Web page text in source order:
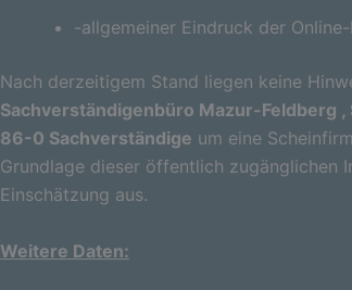
-allgemeiner Eindruck der Online-
Nach derzeitigem Stand liegen keine
Sachverständigenbüro Mazur-Feldberg
86-0 Sachverständige um eine
Grundlage dieser öffentlich zugänglichen
Einschätzung aus.
Weitere Daten: